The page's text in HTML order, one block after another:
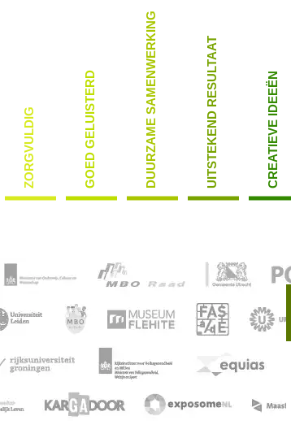
ZORGVULDIG GOED GELUISTERD DUURZAME SAMENWERKING UITSTEKEND RESULTAAT CREATIEVE IDEEËN